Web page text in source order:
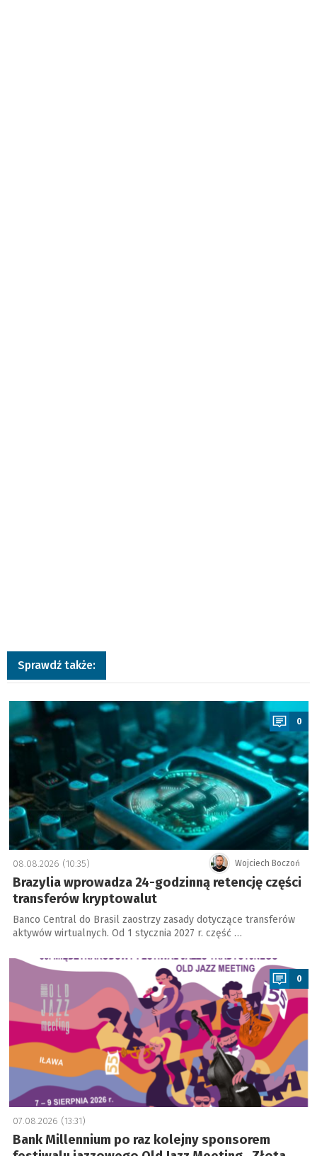
Sprawdź także:
a
0
Wojciech Boczoń
08.08.2026 (10:35)
Brazylia wprowadza 24-godzinną retencję części
transferów kryptowalut
Banco Central do Brasil zaostrzy zasady dotyczące transferów
aktywów wirtualnych. Od 1 stycznia 2027 r. część …
a
0
07.08.2026 (13:31)
Bank Millennium po raz kolejny sponsorem